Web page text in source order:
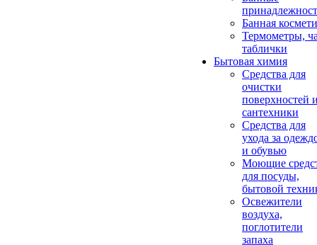
Банная
Термометры,
таблички
Бытовая химия
Средства для
очистки
поверхностей
сантехники
Средства для
ухода за
и обувью
Моющие
для посуды,
бытовой
Освежители
воздуха,
поглотители
запаха